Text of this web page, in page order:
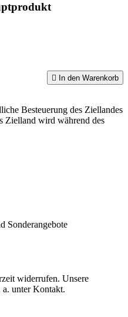
 In den Warenkorb
Besteuerung des Ziellandes
Zielland wird während des
Sonderangebote
widerrufen. Unsere
unter Kontakt.